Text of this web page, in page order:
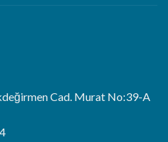
Cad. Murat No:39-A